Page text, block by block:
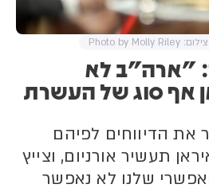
"ארה"ב לא
אף סוג של העשרת
הדיווחים לפיהם
תעשיר אורניום, וצייץ
שלנו לא נאפשר
צילום: Photo by Molly Riley